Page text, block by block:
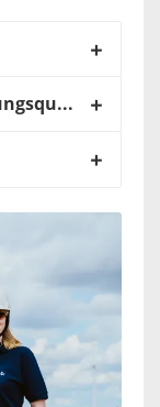
Förderung externer Weiterbildungsqualifikationen